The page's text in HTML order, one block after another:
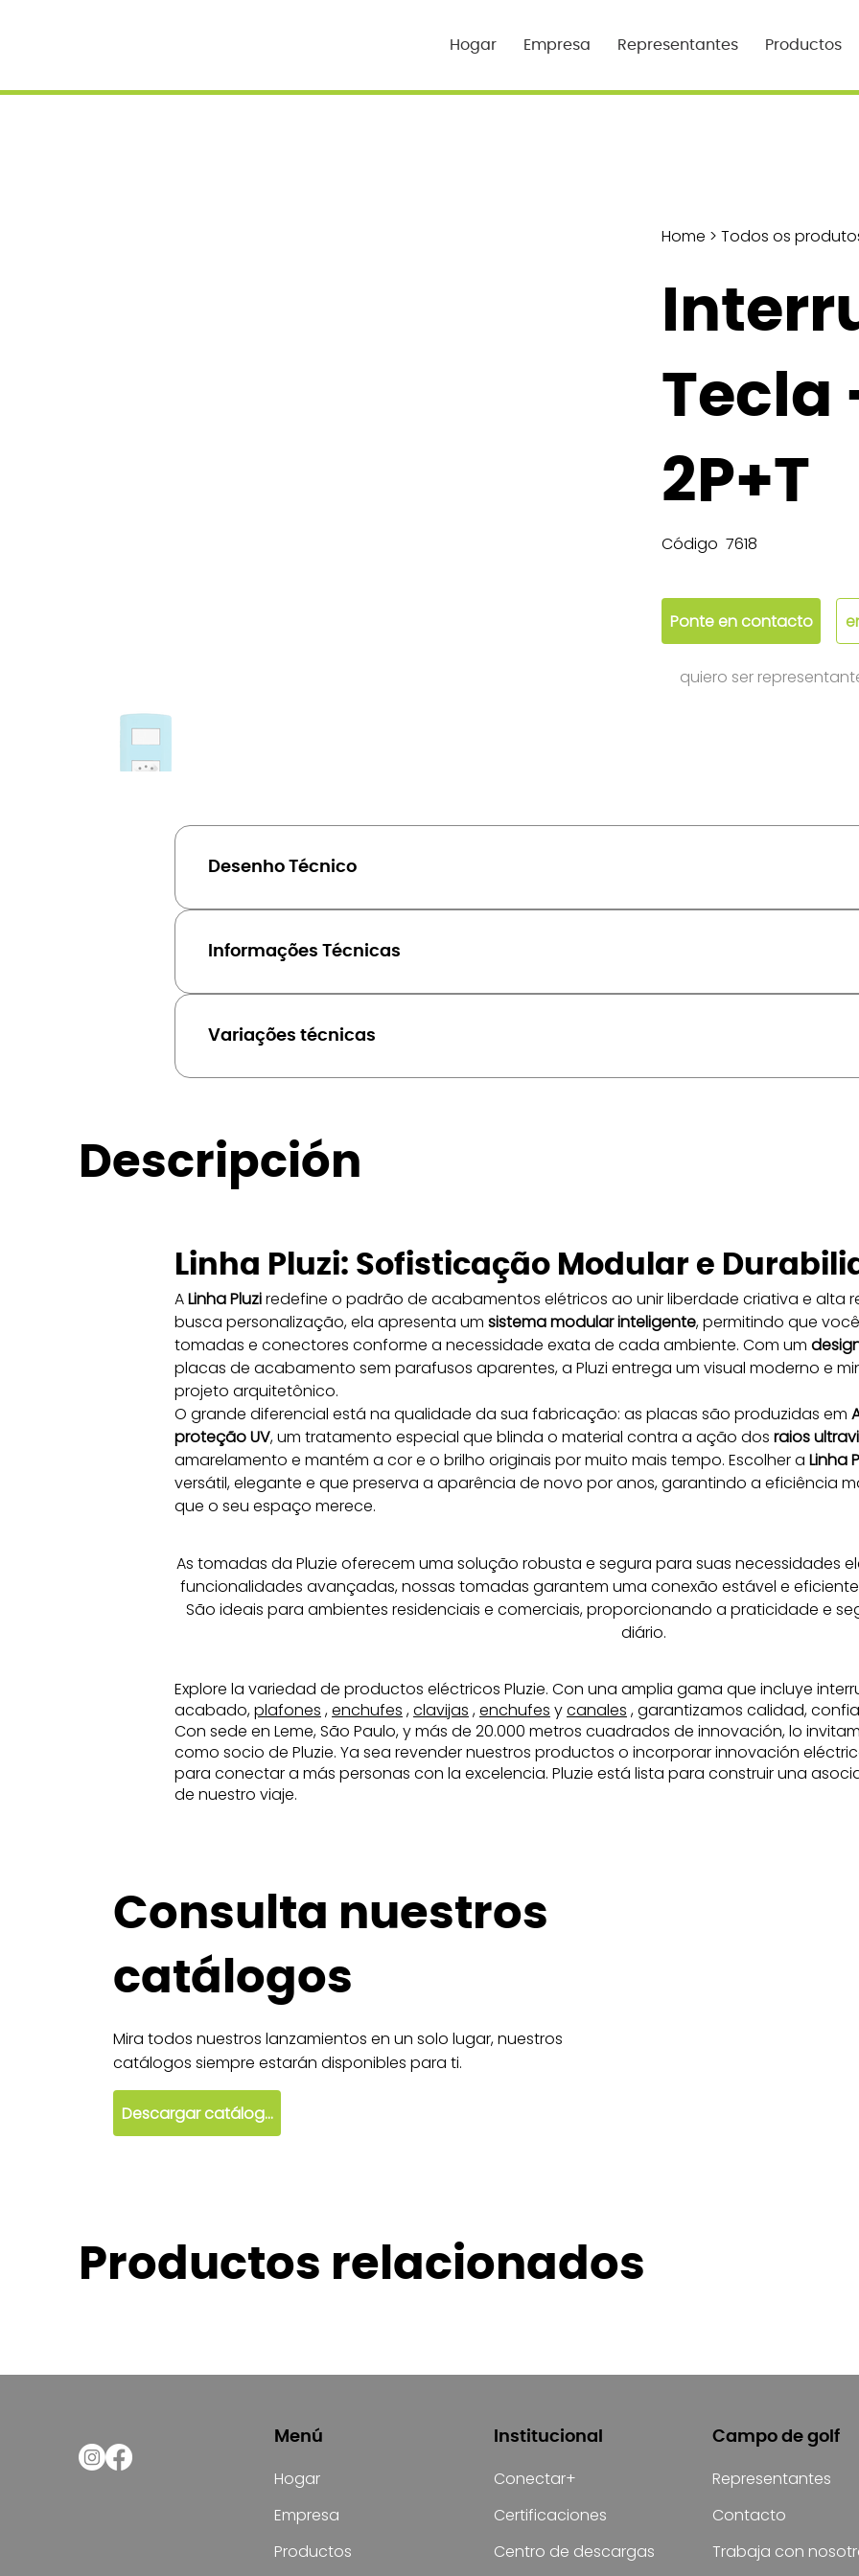
Hogar Empresa Representantes Productos
Home > Todos os
Tecla
2P+T
Código 7618
Ponte en contacto
quiero ser
Desenho Técnico
Informações Técnicas
Variações técnicas
Descripción
Linha Pluzi: Sofisticação Modular e
A Linha Pluzi redefine o padrão de acabamentos elétricos ao unir liberdade criativa e alta
busca personalização, ela apresenta um sistema modular inteligente, permitindo que
tomadas e conectores conforme a necessidade exata de cada ambiente. Com um
placas de acabamento sem parafusos aparentes, a Pluzi entrega um visual moderno e
projeto arquitetônico.
O grande diferencial está na qualidade da sua fabricação: as placas são produzidas em
proteção UV, um tratamento especial que blinda o material contra a ação dos raios
amarelamento e mantém a cor e o brilho originais por muito mais tempo. Escolher a Linha
versátil, elegante e que preserva a aparência de novo por anos, garantindo a eficiência
que o seu espaço merece.
As tomadas da Pluzie oferecem uma solução robusta e segura para suas necessidades
funcionalidades avançadas, nossas tomadas garantem uma conexão estável e
São ideais para ambientes residenciais e comerciais, proporcionando a praticidade e
diário.
Explore la variedad de productos eléctricos Pluzie. Con una amplia gama que incluye
acabado,plafones ,enchufes ,clavijas ,enchufes ycanales , garantizamos calidad,
Con sede en Leme, São Paulo, y más de 20.000 metros cuadrados de innovación, lo
como socio de Pluzie. Ya sea revender nuestros productos o incorporar innovación
para conectar a más personas con la excelencia. Pluzie está lista para construir una
de nuestro viaje.
Consulta nuestros
catálogos
Mira todos nuestros lanzamientos en un solo lugar, nuestros
catálogos siempre estarán disponibles para ti.
Descargar catálogo
Productos relacionados
Menú
Hogar
Empresa
Productos
Institucional
Conectar+
Certificaciones
Centro de descargas
Campo de golf
Representantes
Contacto
Trabaja con